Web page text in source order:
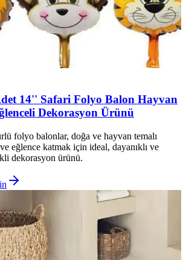
14'' Safari Folyo Balon Hayvan
Dekorasyon Ürünü
folyo balonlar, doğa ve hayvan temalı
eğlence katmak için ideal, dayanıklı ve
dekorasyon ürünü.